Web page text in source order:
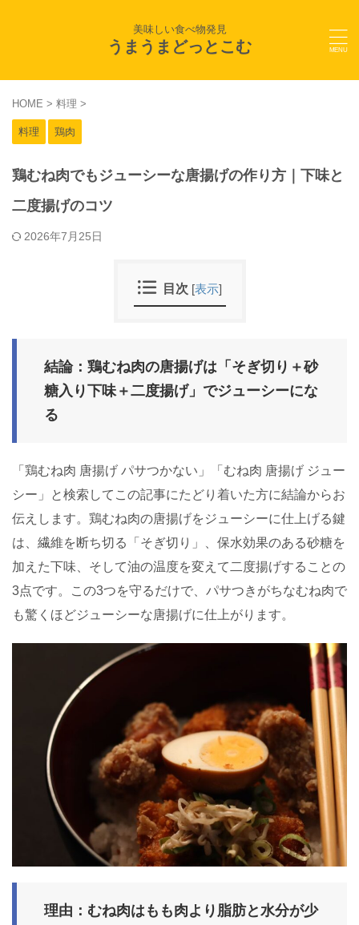
美味しい食べ物発見
うまうまどっとこむ
HOME > 料理 >
料理 鶏肉
鶏むね肉でもジューシーな唐揚げの作り方｜下味と
二度揚げのコツ
2026年7月25日
目次 [表示]
結論：鶏むね肉の唐揚げは「そぎ切り＋砂
糖入り下味＋二度揚げ」でジューシーにな
る
「鶏むね肉 唐揚げ パサつかない」「むね肉 唐揚げ ジュー
シー」と検索してこの記事にたどり着いた方に結論からお
伝えします。鶏むね肉の唐揚げをジューシーに仕上げる鍵
は、繊維を断ち切る「そぎ切り」、保水効果のある砂糖を
加えた下味、そして油の温度を変えて二度揚げすることの
3点です。この3つを守るだけで、パサつきがちなむね肉で
も驚くほどジューシーな唐揚げに仕上がります。
理由：むね肉はもも肉より脂肪と水分が少